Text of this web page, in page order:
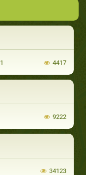
4417
9222
34123